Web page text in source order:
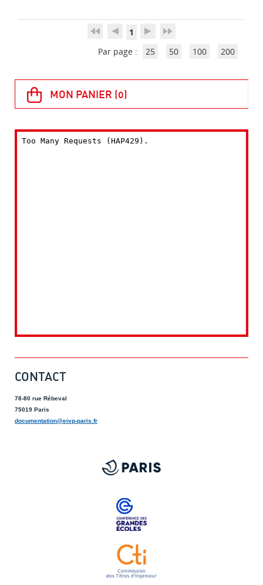
1
Par page :
25 50 100 200
CONTACT
78-80 rue Rébeval
75019 Paris
documentation@eivp-paris.fr